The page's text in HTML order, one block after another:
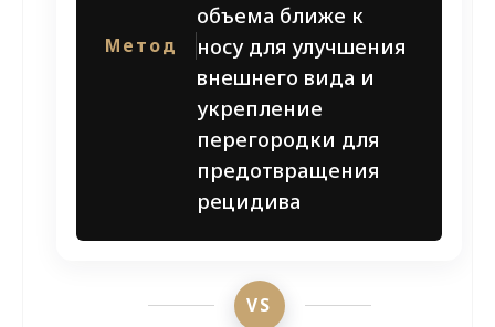
Метод
объема ближе к
носу для улучшения
внешнего вида и
укрепление
перегородки для
предотвращения
рецидива
VS